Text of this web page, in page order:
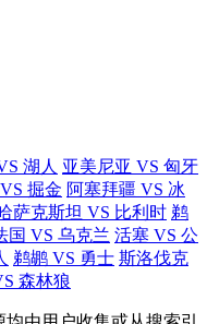
湖人 亚美尼亚 VS 匈牙
掘金 阿塞拜疆 VS 冰
萨克斯坦 VS 比利时 鹈
国 VS 乌克兰 活塞 VS 公
鹈鹕 VS 勇士 斯洛伐克
森林狼